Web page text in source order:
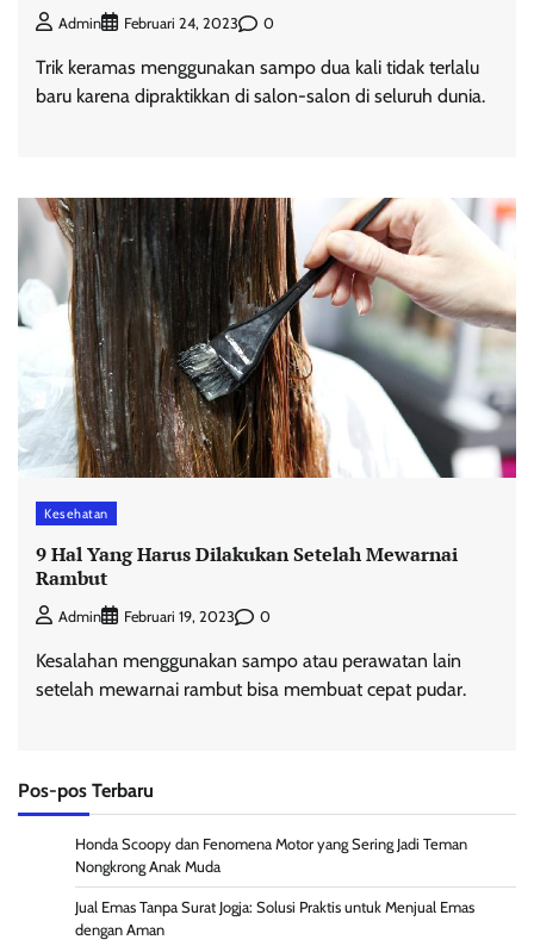
Admin Februari 24, 2023 0
Trik keramas menggunakan sampo dua kali tidak terlalu
baru karena dipraktikkan di salon-salon di seluruh dunia.
Kesehatan
9 Hal Yang Harus Dilakukan Setelah Mewarnai
Rambut
Admin Februari 19, 2023 0
Kesalahan menggunakan sampo atau perawatan lain
setelah mewarnai rambut bisa membuat cepat pudar.
Pos-pos Terbaru
Honda Scoopy dan Fenomena Motor yang Sering Jadi Teman
Nongkrong Anak Muda
Jual Emas Tanpa Surat Jogja: Solusi Praktis untuk Menjual Emas
dengan Aman